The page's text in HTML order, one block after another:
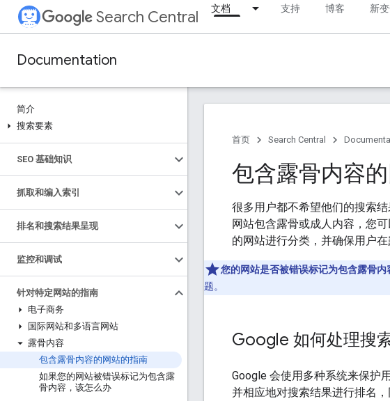
Search Central 文档 支持 博客 新
Documentation
简介
搜索要素
SEO 基础知识
抓取和编入索引
排名和搜索结果呈现
监控和调试
针对特定网站的指南
电子商务
国际网站和多语言网站
露骨内容
包含露骨内容的网站的指南
如果您的网站被错误标记为包含露
骨内容，该怎么办
首页 Search Central
包含露骨内容
很多用户都不希望他们的搜索
网站包含露骨或成人内容，您
的网站进行分类，并确保用户
您的网站是否被错误标记为包含露骨内
题。
Google 如何处理搜
Google 会使用多种系统来保护
并相应地对搜索结果进行排名